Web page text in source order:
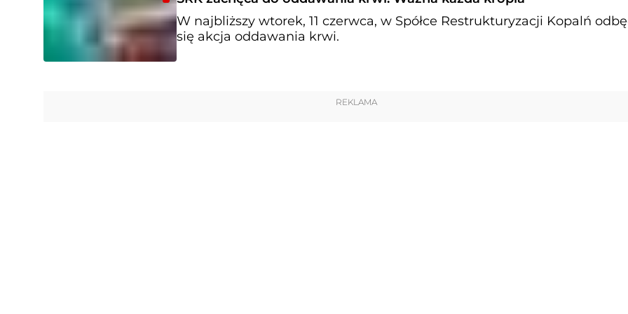
W najbliższy wtorek, 11 czerwca, w Spółce Restrukturyzacji Kopalń
się akcja oddawania krwi.
REKLAMA